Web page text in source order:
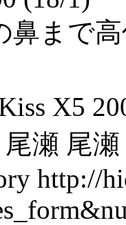
鼻まで
X5
瀬 尾
http://